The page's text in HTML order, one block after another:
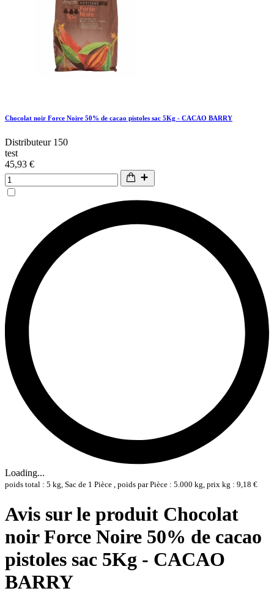
Chocolat noir Force Noire 50% de cacao pistoles sac 5Kg - CACAO BARRY
Distributeur 150
test
45,93 €
Loading...
poids total : 5 kg, Sac de 1 Pièce , poids par Pièce : 5.000 kg, prix kg : 9,18 €
Avis sur le produit Chocolat
noir Force Noire 50% de cacao
pistoles sac 5Kg - CACAO
BARRY